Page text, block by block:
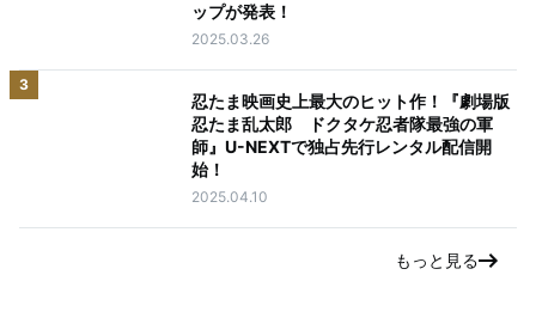
ップが発表！
2025.03.26
3
忍たま映画史上最大のヒット作！『劇場版
忍たま乱太郎 ドクタケ忍者隊最強の軍
師』U-NEXTで独占先行レンタル配信開
始！
2025.04.10
もっと見る